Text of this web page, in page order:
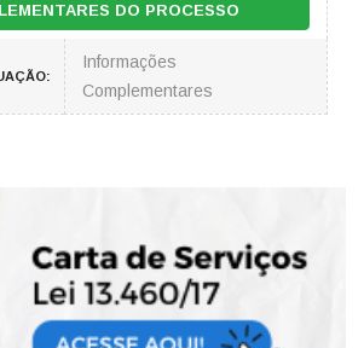
DO PROCESSO
Informações
Complementares